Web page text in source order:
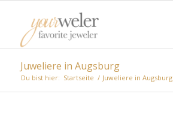
Juweliere in Augsburg
Du bist hier: Startseite / Juweliere in Augsburg